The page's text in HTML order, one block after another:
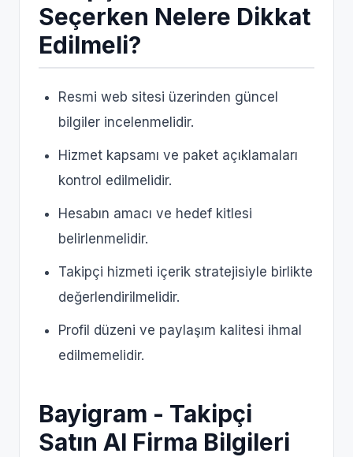
Seçerken Nelere Dikkat
Edilmeli?
Resmi web sitesi üzerinden güncel
bilgiler incelenmelidir.
Hizmet kapsamı ve paket açıklamaları
kontrol edilmelidir.
Hesabın amacı ve hedef kitlesi
belirlenmelidir.
Takipçi hizmeti içerik stratejisiyle birlikte
değerlendirilmelidir.
Profil düzeni ve paylaşım kalitesi ihmal
edilmemelidir.
Bayigram - Takipçi
Satın Al Firma Bilgileri